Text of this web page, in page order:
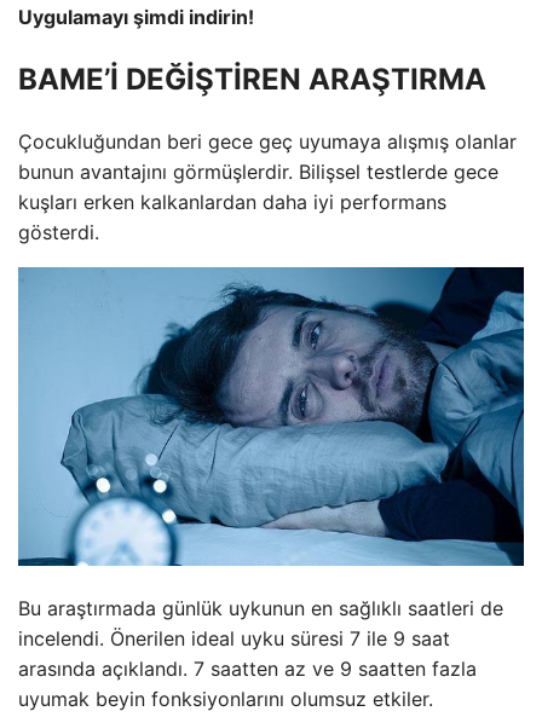
Uygulamayı şimdi indirin!
BAME’İ DEĞİŞTİREN ARAŞTIRMA
Çocukluğundan beri gece geç uyumaya alışmış olanlar
bunun avantajını görmüşlerdir. Bilişsel testlerde gece
kuşları erken kalkanlardan daha iyi performans
gösterdi.
Bu araştırmada günlük uykunun en sağlıklı saatleri de
incelendi. Önerilen ideal uyku süresi 7 ile 9 saat
arasında açıklandı. 7 saatten az ve 9 saatten fazla
uyumak beyin fonksiyonlarını olumsuz etkiler.